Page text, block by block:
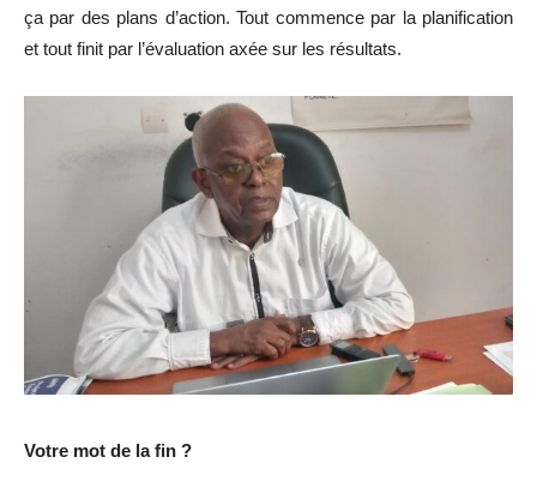
ça par des plans d’action. Tout commence par la planification
et tout finit par l’évaluation axée sur les résultats.
Votre mot de la fin ?